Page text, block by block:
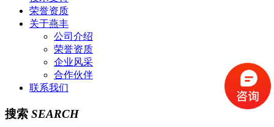
荣誉资质
关于燕丰
公司介绍
荣誉资质
企业风采
合作伙伴
联系我们
搜索 SEARCH